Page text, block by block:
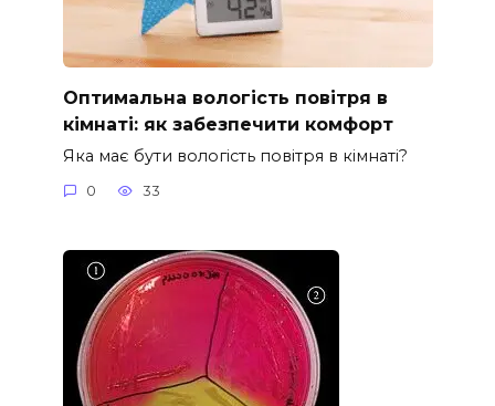
Оптимальна вологість повітря в
кімнаті: як забезпечити комфорт
Яка має бути вологість повітря в кімнаті?
0 33